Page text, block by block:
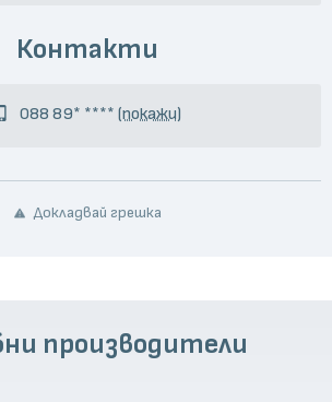
Контакти
088 89* **** (покажи)
Докладвай грешка
производители